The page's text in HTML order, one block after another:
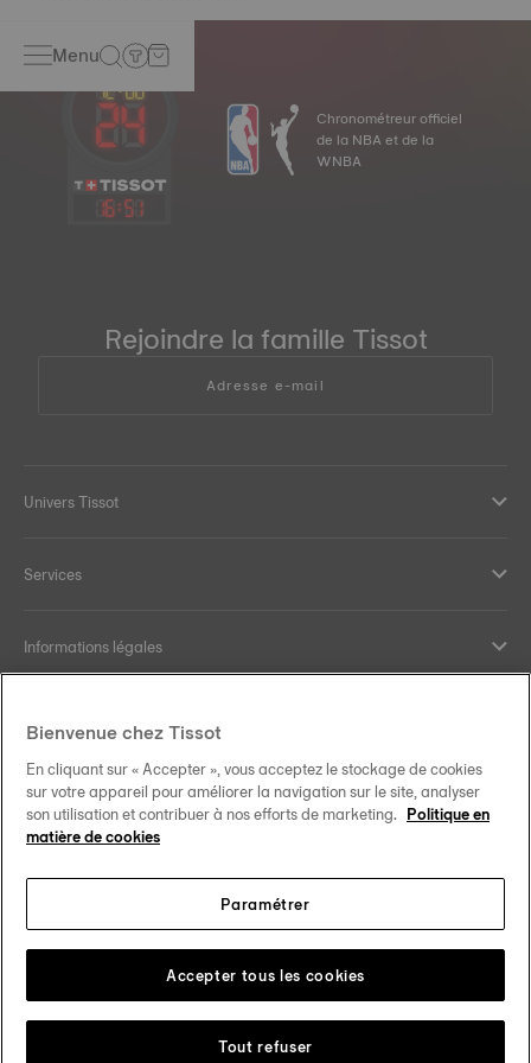
Menu
16:51
Chronométreur officiel
de la NBA et de la
WNBA
Rejoindre la famille Tissot
Adresse e-mail
Univers Tissot
Services
Informations légales
Nos engagements
Suivez-nous sur les réseaux sociaux
Changer de pays Tissot Copyrights 2026
Bienvenue chez Tissot
En cliquant sur « Accepter », vous acceptez le stockage de cookies
sur votre appareil pour améliorer la navigation sur le site, analyser
son utilisation et contribuer à nos efforts de marketing. Politique en
matière de cookies
Paramétrer
Tout refuser
Accepter tous les cookies